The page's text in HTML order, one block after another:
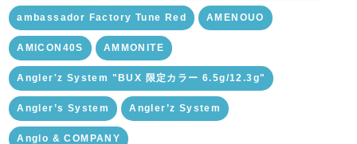
ambassador Factory Tune Red AMENOUO
AMICON40S AMMONITE
Angler'z System "BUX 限定カラー 6.5g/12.3g"
Angler’s System Angler’z System
Anglo & COMPANY